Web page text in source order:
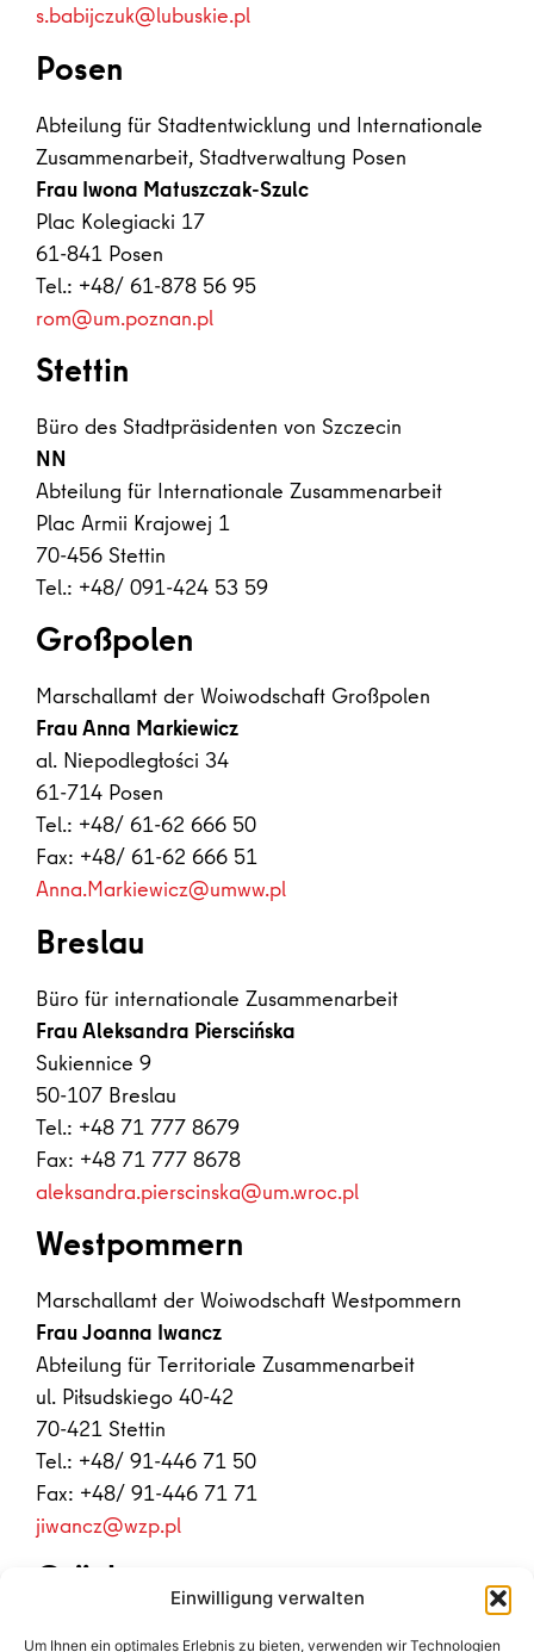
Einwilligung verwalten
Um Ihnen ein optimales Erlebnis zu bieten, verwenden wir Technologien
s.babijczuk@lubuskie.pl
Posen
Abteilung für Stadtentwicklung und Internationale
Zusammenarbeit, Stadtverwaltung Posen
Frau Iwona Matuszczak-Szulc
Plac Kolegiacki 17
61-841 Posen
Tel.: +48/ 61-878 56 95
rom@um.poznan.pl
Stettin
Büro des Stadtpräsidenten von Szczecin
NN
Abteilung für Internationale Zusammenarbeit
Plac Armii Krajowej 1
70-456 Stettin
Tel.: +48/ 091-424 53 59
Großpolen
Marschallamt der Woiwodschaft Großpolen
Frau Anna Markiewicz
al. Niepodległości 34
61-714 Posen
Tel.: +48/ 61-62 666 50
Fax: +48/ 61-62 666 51
Anna.Markiewicz@umww.pl
Breslau
Büro für internationale Zusammenarbeit
Frau Aleksandra Pierscińska
Sukiennice 9
50-107 Breslau
Tel.: +48 71 777 8679
Fax: +48 71 777 8678
aleksandra.pierscinska@um.wroc.pl
Westpommern
Marschallamt der Woiwodschaft Westpommern
Frau Joanna Iwancz
Abteilung für Territoriale Zusammenarbeit
ul. Piłsudskiego 40-42
70-421 Stettin
Tel.: +48/ 91-446 71 50
Fax: +48/ 91-446 71 71
jiwancz@wzp.pl
Grünberg
Stadtverwaltung Grünberg